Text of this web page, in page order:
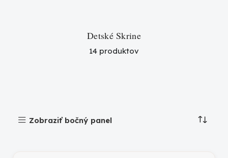
Detské Skrine
14 produktov
Zobraziť bočný panel